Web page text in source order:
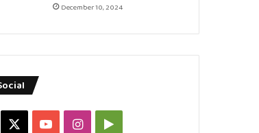
December 10, 2024
YouTubeInstagramGoogle